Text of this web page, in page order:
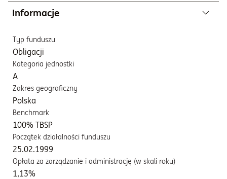
Informacje
Typ funduszu
Obligacji
Kategoria jednostki
A
Zakres geograficzny
Polska
Benchmark
100% TBSP
Początek działalności funduszu
25.02.1999
Opłata za zarządzanie i administrację (w skali roku)
1,13%